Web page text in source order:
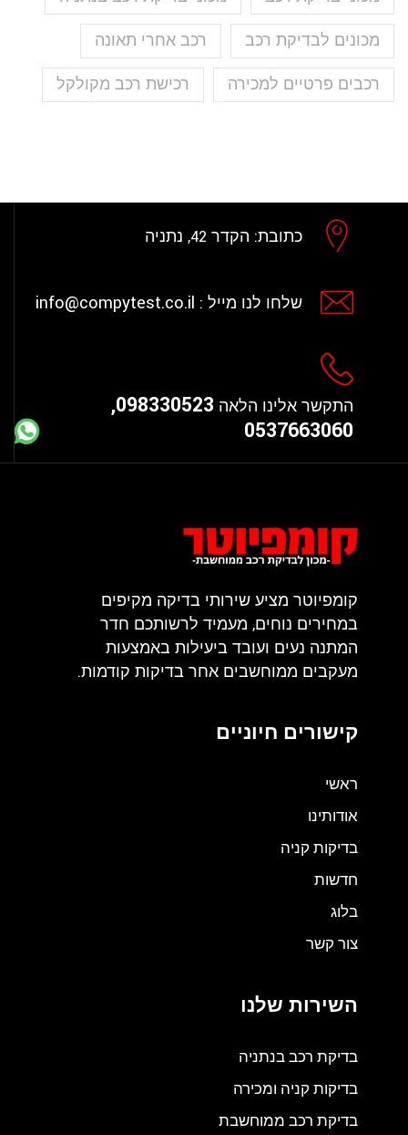
מכונים לבדיקת רכב רכב אחרי תאונה
רכבים פרטיים למכירה רכישת רכב מקולקל
כתובת: הקדר 42, נתניה
שלחו לנו מייל : info@compytest.co.il
התקשר אלינו הלאה
098330523,
0537663060
קומפיוטר מציע שירותי בדיקה מקיפים
במחירים נוחים, מעמיד לרשותכם חדר
המתנה נעים ועובד ביעילות באמצעות
מעקבים ממוחשבים אחר בדיקות קודמות.
קישורים חיוניים
ראשי
אודותינו
בדיקות קניה
חדשות
בלוג
צור קשר
השירות שלנו
בדיקת רכב בנתניה
בדיקות קניה ומכירה
בדיקת רכב ממוחשבת